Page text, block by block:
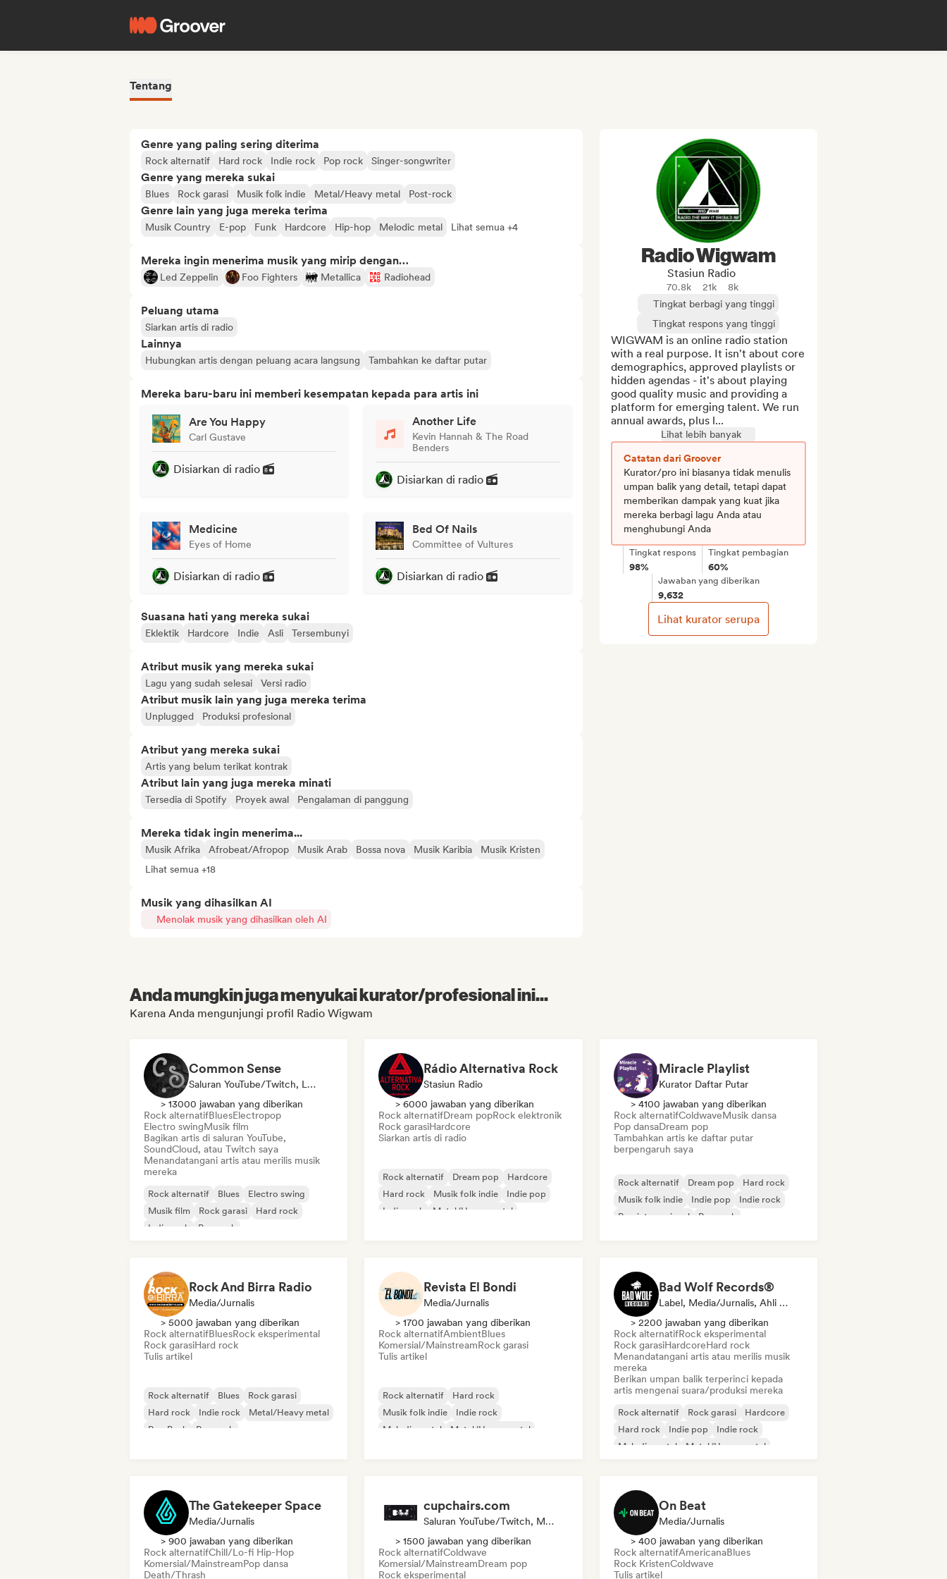
Tentang
Genre yang paling sering diterima
Rock alternatif Hard rock Indie rock Pop rock Singer-songwriter
Genre yang mereka sukai
Blues Rock garasi Musik folk indie Metal/Heavy metal Post-rock
Genre lain yang juga mereka terima
Musik Country E-pop Funk Hardcore Hip-hop Melodic metal Lihat semua +4
Mereka ingin menerima musik yang mirip dengan…
Led Zeppelin Foo Fighters Metallica Radiohead
Peluang utama
Siarkan artis di radio
Lainnya
Hubungkan artis dengan peluang acara langsung Tambahkan ke daftar putar
Mereka baru-baru ini memberi kesempatan kepada para artis ini
Are You Happy
Carl Gustave
Disiarkan di radio
Another Life
Kevin Hannah & The Road
Benders
Disiarkan di radio
Medicine
Eyes of Home
Disiarkan di radio
Bed Of Nails
Committee of Vultures
Disiarkan di radio
Suasana hati yang mereka sukai
Eklektik Hardcore Indie Asli Tersembunyi
Atribut musik yang mereka sukai
Lagu yang sudah selesai Versi radio
Atribut musik lain yang juga mereka terima
Unplugged Produksi profesional
Atribut yang mereka sukai
Artis yang belum terikat kontrak
Atribut lain yang juga mereka minati
Tersedia di Spotify Proyek awal Pengalaman di panggung
Mereka tidak ingin menerima...
Musik Afrika Afrobeat/Afropop Musik Arab Bossa nova Musik Karibia
Musik Kristen
Lihat semua +18
Musik yang dihasilkan AI
Menolak musik yang dihasilkan oleh AI
Radio Wigwam
Stasiun Radio
70.8k 21k
8k
Tingkat berbagi yang tinggi
Tingkat respons yang tinggi
WIGWAM is an online radio station
with a real purpose. It isn't about core
demographics, approved playlists or
hidden agendas - it's about playing
good quality music and providing a
platform for emerging talent. We run
annual awards, plus l...
Lihat lebih banyak
Catatan dari Groover
Kurator/pro ini biasanya tidak menulis
umpan balik yang detail, tetapi dapat
memberikan dampak yang kuat jika
mereka berbagi lagu Anda atau
menghubungi Anda
Tingkat respons
98%
Tingkat pembagian
60%
Jawaban yang diberikan
9,632
Lihat kurator serupa
Anda mungkin juga menyukai kurator/profesional ini...
Karena Anda mengunjungi profil Radio Wigwam
Common Sense
Saluran YouTube/Twitch, Label
> 13000 jawaban yang diberikan
Rock alternatifBluesElectropop
Electro swingMusik film
Bagikan artis di saluran YouTube,
SoundCloud, atau Twitch saya
Menandatangani artis atau merilis musik
mereka
Rock alternatif Blues
Electro swing
Musik film
Rock garasi
Hard rock
Indie rock
Pop rock
Rádio Alternativa Rock
Stasiun Radio
> 6000 jawaban yang diberikan
Rock alternatifDream popRock elektronik
Rock garasiHardcore
Siarkan artis di radio
Rock alternatif Dream pop
Hardcore
Hard rock
Musik folk indie
Indie pop
Indie rock
Metal/Heavy metal
Miracle Playlist
Kurator Daftar Putar
> 4100 jawaban yang diberikan
Rock alternatifColdwaveMusik dansa
Pop dansaDream pop
Tambahkan artis ke daftar putar
berpengaruh saya
Rock alternatif Dream pop
Hard rock
Musik folk indie
Indie pop
Indie rock
Pop internasional
Pop rock
Rock And Birra Radio
Media/Jurnalis
> 5000 jawaban yang diberikan
Rock alternatifBluesRock eksperimental
Rock garasiHard rock
Tulis artikel
Rock alternatif Blues
Rock garasi
Hard rock
Indie rock
Metal/Heavy metal
Pop Punk
Pop rock
Revista El Bondi
Media/Jurnalis
> 1700 jawaban yang diberikan
Rock alternatifAmbientBlues
Komersial/MainstreamRock garasi
Tulis artikel
Rock alternatif
Hard rock
Musik folk indie
Indie rock
Melodic metal
Metal/Heavy metal
Bad Wolf Records®
Label, Media/Jurnalis, Ahli Suara
> 2200 jawaban yang diberikan
Rock alternatifRock eksperimental
Rock garasiHardcoreHard rock
Menandatangani artis atau merilis musik
mereka
Berikan umpan balik terperinci kepada
artis mengenai suara/produksi mereka
Rock alternatif Rock garasi
Hardcore
Hard rock
Indie pop
Indie rock
Melodic metal
Metal/Heavy metal
The Gatekeeper Space
Media/Jurnalis
> 900 jawaban yang diberikan
Rock alternatifChill/Lo-fi Hip-Hop
Komersial/MainstreamPop dansa
Death/Thrash
cupchairs.com
Saluran YouTube/Twitch, Media/Jurnalis
> 1500 jawaban yang diberikan
Rock alternatifColdwave
Komersial/MainstreamDream pop
Rock eksperimental
On Beat
Media/Jurnalis
> 400 jawaban yang diberikan
Rock alternatifAmericanaBlues
Rock KristenColdwave
Tulis artikel